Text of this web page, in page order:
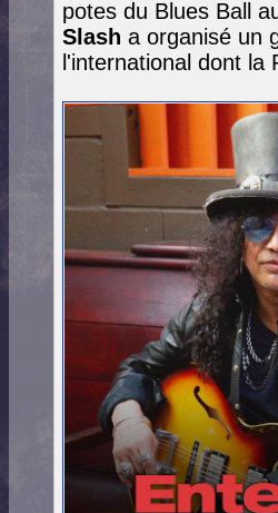
potes du Blues Ball
Slash a organisé un
l'international dont la